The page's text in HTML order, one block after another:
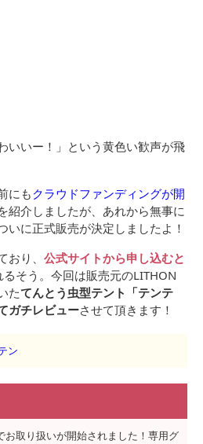
いいー！」という黄色い歓声が飛
にもクラウドファンディングが開
紹介しましたが、あれから無事に
いに正式販売が決定しましたよ！
り、 公式サイトから申し込むと
るそう。今回は販売元のLITHON
たてんとう虫型テント「テンテ
ガチレビューさせて頂きます！
ン
取り扱いが開始されました！専用グ